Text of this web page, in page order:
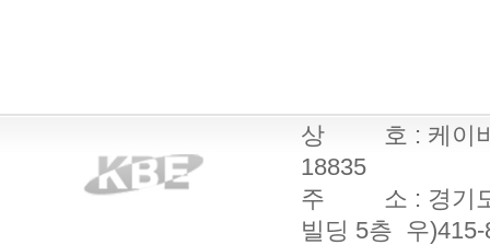
상 호 : 케이비
18835
주 소 : 경기도
빌딩 5층 우)415-